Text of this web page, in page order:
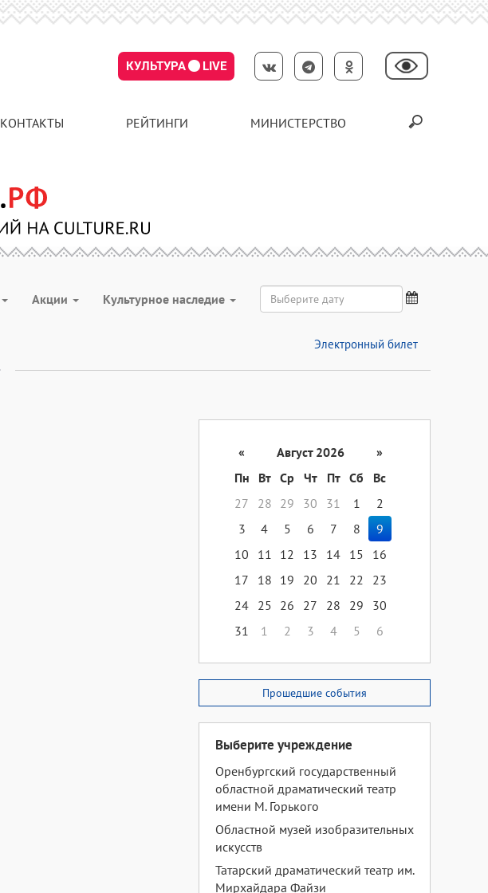
КУЛЬТУРА LIVE
КОНТАКТЫ РЕЙТИНГИ МИНИСТЕРСТВО
Акции Культурное наследие
Электронный билет
« Август 2026
»
Пн
Вт Ср Чт Пт Сб
Вс
27
28 29 30 31 1
2
3
4 5 6 7 8
9
10
11 12 13 14 15
16
17
18 19 20 21 22
23
24 25 26 27 28 29
30
31
1 2 3 4 5 6
Прошедшие события
Выберите учреждение
Оренбургский государственный
областной драматический театр
имени М. Горького
Областной музей изобразительных
искусств
Татарский драматический театр им.
Мирхайдара Файзи